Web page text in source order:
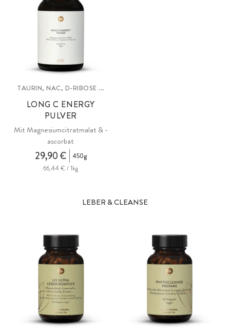
TAURIN, NAC, D-RIBOSE ...
LONG C ENERGY
PULVER
Mit Magnesiumcitratmalat & -
ascorbat
29,90 €
450g
66,44 € / 1kg
LEBER & CLEANSE